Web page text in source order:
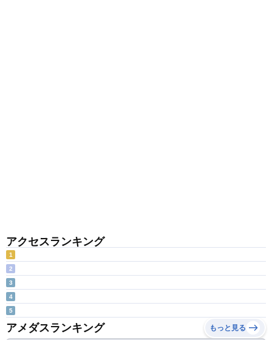
アクセスランキング
1
2
3
4
5
アメダスランキング もっと見る